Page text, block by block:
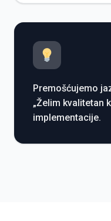
Premošćujemo
„Želim kvalitetan
implementacije.